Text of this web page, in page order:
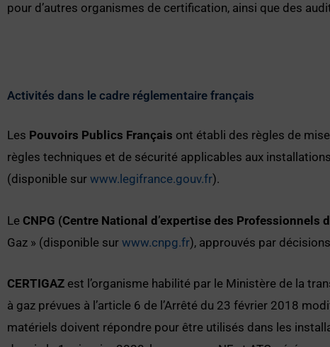
pour d’autres organismes de certification, ainsi que des
Activités dans le cadre réglementaire français
Les Pouvoirs Publics Français ont établi des règles de
règles techniques et de sécurité applicables aux
(disponible sur www.legifrance.gouv.fr).
Le CNPG (Centre National d’expertise des Professionnels
Gaz » (disponible sur www.cnpg.fr), approuvés par
CERTIGAZ est l’organisme habilité par le Ministère de la
à gaz prévues à l’article 6 de l’Arrêté du 23 février 2018
matériels doivent répondre pour être utilisés dans les